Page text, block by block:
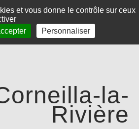
la-
Rivière
cookies
et vous donne le contrôle sur ceux
Personnaliser